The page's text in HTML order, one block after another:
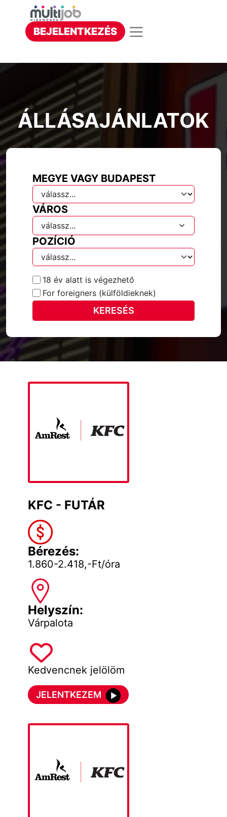
BEJELENTKEZÉS
ÁLLÁSAJÁNLATOK
MEGYE VAGY BUDAPEST
VÁROS
válassz...
POZÍCIÓ
18 év alatt is végezhető
For foreigners (külföldieknek)
KERESÉS
KFC - FUTÁR
Bérezés:
1.860-2.418,-Ft/óra
Helyszín:
Várpalota
Kedvencnek jelölöm
JELENTKEZEM